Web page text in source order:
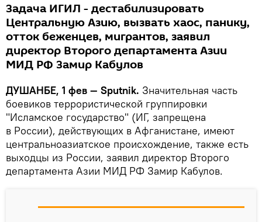
Задача ИГИЛ - дестабилизировать
Центральную Азию, вызвать хаос, панику,
отток беженцев, мигрантов, заявил
директор Второго департамента Азии
МИД РФ Замир Кабулов
ДУШАНБЕ, 1 фев — Sputnik. Значительная часть
боевиков террористической группировки
"Исламское государство" (ИГ, запрещена
в России), действующих в Афганистане, имеют
центральноазиатское происхождение, также есть
выходцы из России, заявил директор Второго
департамента Азии МИД РФ Замир Кабулов.